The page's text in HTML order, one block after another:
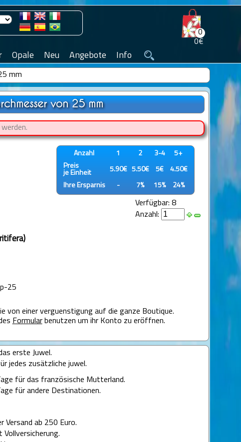
0
0€
Opale Neu Angebote Info
mm
von 25 mm
Anzahl 1 2 3-4
5+
Preis
je Einheit
5.90€ 5.50€ 5€ 4.50€
Ihre Ersparnis - 7% 15% 24%
Verfügbar: 8
Anzahl:
25
von einer verguenstigung auf die ganze Boutique.
Formularbenutzen um ihr Konto zu eröffnen.
erste Juwel.
jedes zusätzliche juwel.
für das französische Mutterland.
für andere Destinationen.
Versand ab 250 Euro.
Vollversicherung.